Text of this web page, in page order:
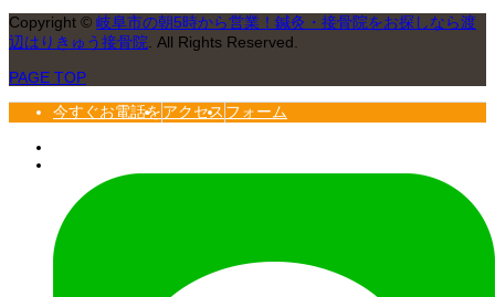
Copyright © 岐阜市の朝5時から営業！鍼灸・接骨院をお探しなら渡
辺はりきゅう接骨院 . All Rights Reserved.
PAGE TOP
今すぐお電話をアクセス フォーム